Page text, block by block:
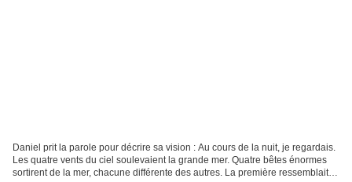
Daniel prit la parole pour décrire sa vision : Au cours de la nuit, je regardais.
Les quatre vents du ciel soulevaient la grande mer. Quatre bêtes énormes
sortirent de la mer, chacune différente des autres. La première ressemblait à